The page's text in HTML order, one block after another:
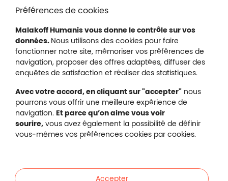
Liens en bas de page
Accessibilité : partiellement conforme
Protection des données
Nous contacter
Plan du site
Gestion des cookies
Malakoff Humanis sur Facebook
Malakoff Humanis sur YouTube
Malakoff Humanis sur X
Malakoff Humanis
Malakoff Humanis à vos côtés.
Préférences de cookies
Malakoff Humanis vous donne le contrôle sur vos
données. Nous utilisons des cookies pour faire
fonctionner notre site, mémoriser vos préférences de
navigation, proposer des offres adaptées, diffuser des
enquêtes de satisfaction et réaliser des statistiques.
Avec votre accord, en cliquant sur "accepter" nous
pourrons vous offrir une meilleure expérience de
navigation. Et parce qu’on aime vous voir
sourire, vous avez également la possibilité de définir
vous-mêmes vos préférences cookies par cookies.
Accepter